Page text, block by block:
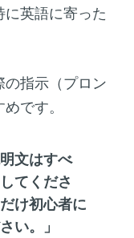
英語に寄った
の指示（プロン
です。
文はすべ
てくださ
け初心者に
い。」